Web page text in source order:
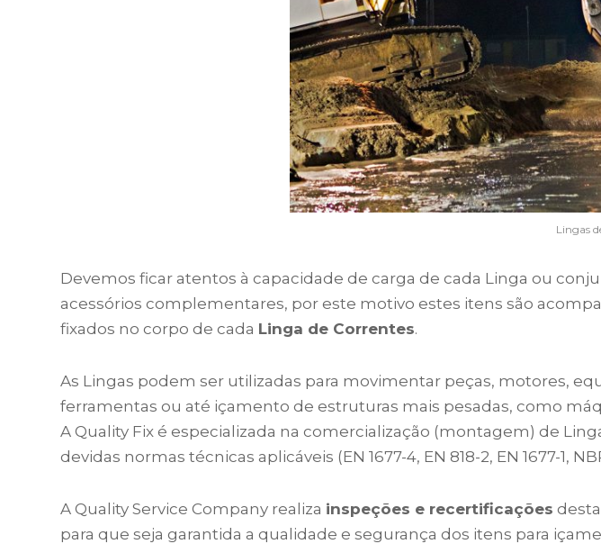
Lingas
Devemos ficar atentos à capacidade de carga de cada Linga ou
acessórios complementares, por este motivo estes itens são
fixados no corpo de cada Linga de Correntes.
As Lingas podem ser utilizadas para movimentar peças, motores,
ferramentas ou até içamento de estruturas mais pesadas, como
A Quality Fix é especializada na comercialização (montagem) de
devidas normas técnicas aplicáveis (EN 1677-4, EN 818-2, EN 1677-1,
A Quality Service Company realiza inspeções e recertificações
para que seja garantida a qualidade e segurança dos itens para